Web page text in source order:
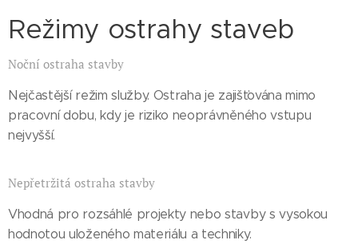
Režimy ostrahy staveb
Noční ostraha stavby
Nejčastější režim služby. Ostraha je zajišťována mimo
pracovní dobu, kdy je riziko neoprávněného vstupu
nejvyšší.
Nepřetržitá ostraha stavby
Vhodná pro rozsáhlé projekty nebo stavby s vysokou
hodnotou uloženého materiálu a techniky.